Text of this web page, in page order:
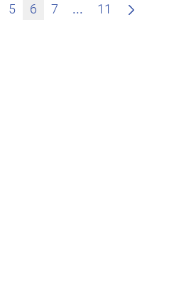
Zwischenseiten Navigieren mit
5 6 7 ... Zwischenseiten
11